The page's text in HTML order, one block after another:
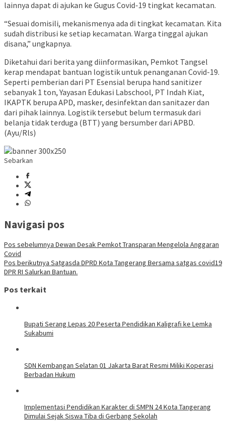
lainnya dapat di ajukan ke Gugus Covid-19 tingkat kecamatan.
“Sesuai domisili, mekanismenya ada di tingkat kecamatan. Kita
sudah distribusi ke setiap kecamatan. Warga tinggal ajukan
disana,” ungkapnya.
Diketahui dari berita yang diinformasikan, Pemkot Tangsel
kerap mendapat bantuan logistik untuk penanganan Covid-19.
Seperti pemberian dari PT Esensial berupa hand sanitizer
sebanyak 1 ton, Yayasan Edukasi Labschool, PT Indah Kiat,
IKAPTK berupa APD, masker, desinfektan dan sanitazer dan
dari pihak lainnya. Logistik tersebut belum termasuk dari
belanja tidak terduga (BTT) yang bersumber dari APBD.
(Ayu/Rls)
Sebarkan
Navigasi pos
Pos sebelumnya Dewan Desak Pemkot Transparan Mengelola Anggaran
Covid
Pos berikutnya Satgasda DPRD Kota Tangerang Bersama satgas covid19
DPR RI Salurkan Bantuan.
Pos terkait
Bupati Serang Lepas 20 Peserta Pendidikan Kaligrafi ke Lemka
Sukabumi
SDN Kembangan Selatan 01 Jakarta Barat Resmi Miliki Koperasi
Berbadan Hukum
Implementasi Pendidikan Karakter di SMPN 24 Kota Tangerang
Dimulai Sejak Siswa Tiba di Gerbang Sekolah